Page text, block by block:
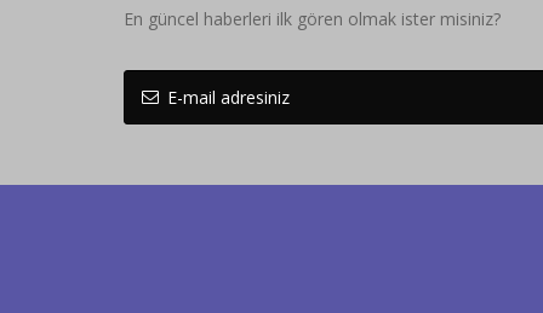
En güncel haberleri ilk gören olmak ister misiniz?